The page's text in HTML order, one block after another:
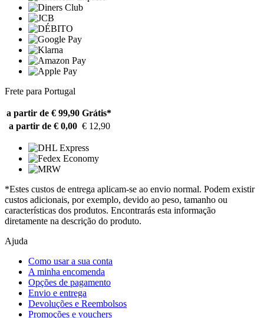
Frete para Portugal
a partir de € 99,90 Grátis*
a partir de € 0,00 € 12,90
*Estes custos de entrega aplicam-se ao envio normal. Podem existir
custos adicionais, por exemplo, devido ao peso, tamanho ou
características dos produtos. Encontrarás esta informação
diretamente na descrição do produto.
Ajuda
Como usar a sua conta
A minha encomenda
Opções de pagamento
Envio e entrega
Devoluções e Reembolsos
Promoções e vouchers